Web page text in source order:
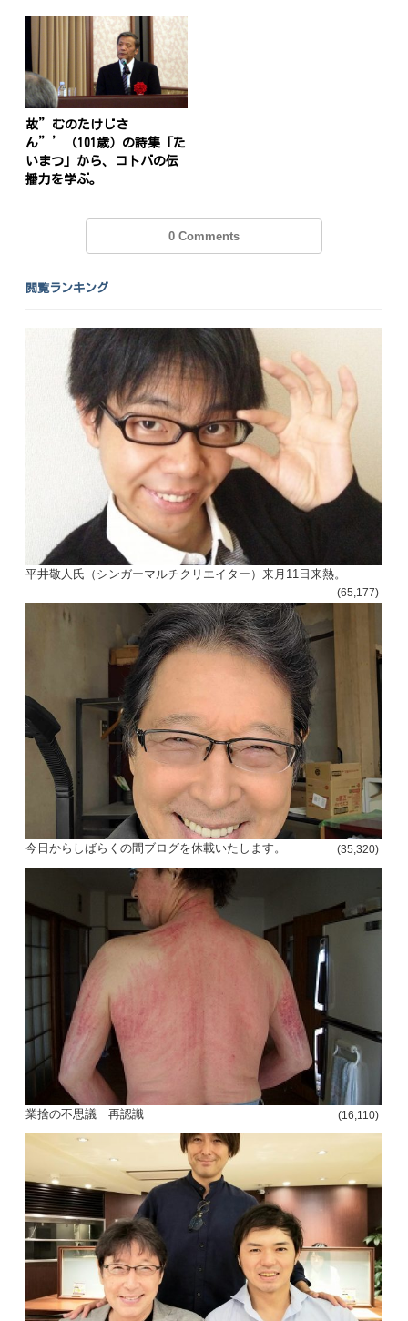
故”むのたけじさ
ん”’（101歳）の詩集「た
いまつ」から、コトバの伝
播力を学ぶ。
0 Comments
閲覧ランキング
平井敬人氏（シンガーマルチクリエイター）来月11日来熱。
(65,177)
今日からしばらくの間ブログを休載いたします。 (35,320)
業捨の不思議 再認識 (16,110)